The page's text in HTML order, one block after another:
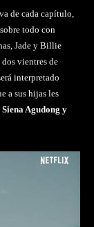
de cada capítulo,
todo con
Jade y Billie
vientres de
interpretado
a sus hijas les
Agudong y